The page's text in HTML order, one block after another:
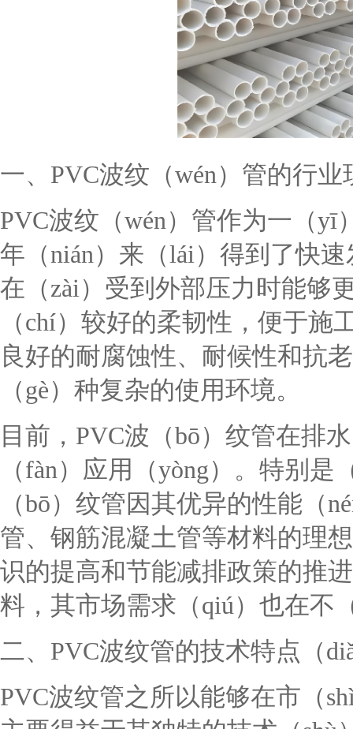
一、PVC波纹（wén）管的行业
PVC波纹（wén）管作为一（yī
年（nián）来（lái）得到了快
在（zài）受到外部压力时能够
（chí）较好的柔韧性，便于
良好的耐腐蚀性、耐候性和抗
（gè）种复杂的使用环境。
目前，PVC波（bō）纹管在排
（fàn）应用（yòng）。特别
（bō）纹管因其优异的性能（
管、钢筋混凝土管等材料的理
识的提高和节能减排政策的推
料，其市场需求（qiú）也在不
二、PVC波纹管的技术特点（
PVC波纹管之所以能够在市（